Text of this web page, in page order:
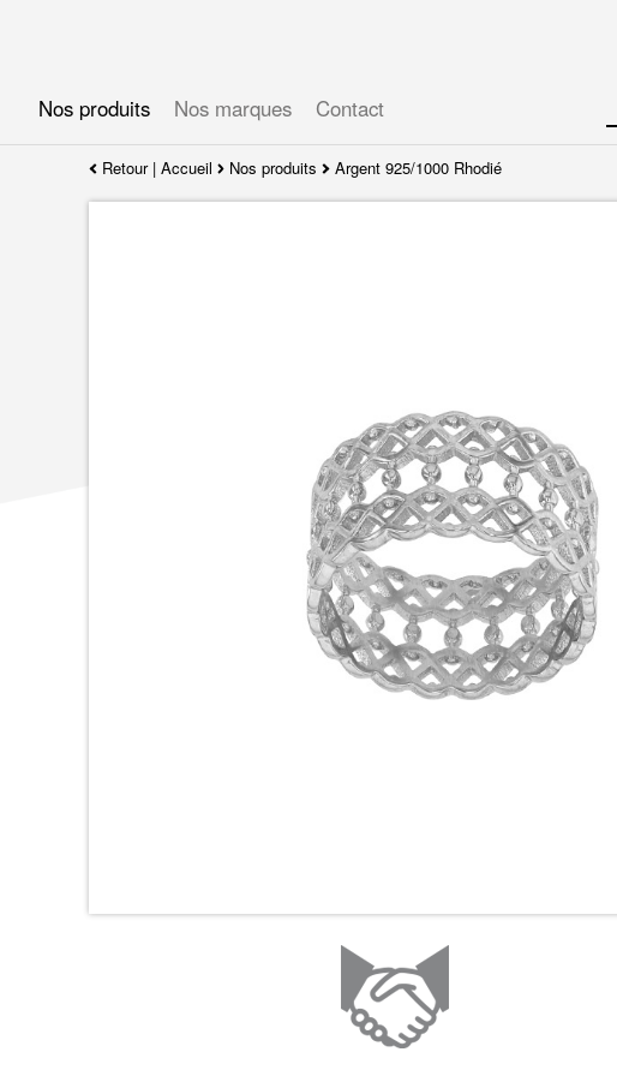
Nos produits Nos marques Contact
Retour| Accueil Nos produits Argent 925/1000 Rhodié